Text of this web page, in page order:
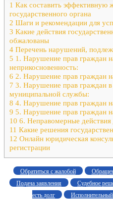
1 Как составить эффективную
государственного органа
2 Шаги и рекомендации для
3 Какие действия
обжалованы
4 Перечень нарушений,
5 1. Нарушение прав граждан
неприкосновенность:
6 2. Нарушение прав граждан
7 3. Нарушение прав граждан
муниципальной службы:
8 4. Нарушение прав граждан
9 5. Нарушение прав граждан
10 6. Неправомерные
11 Какие решения
12 Онлайн юридическая
регистрации
Обратиться с жалобой
Подача заявления
Судебное
есть долг